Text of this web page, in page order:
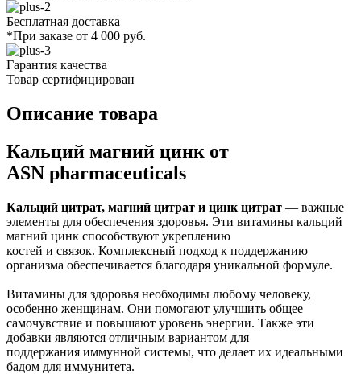
Бесплатная доставка
*При заказе от 4 000 руб.
Гарантия качества
Товар сертифицирован
Описание товара
Кальций магний цинк от
ASN pharmaceuticals
Кальций цитрат, магний цитрат и цинк цитрат — важные
элементы для обеспечения здоровья. Эти витамины кальций
магний цинк способствуют укреплению
костей и связок. Комплексный подход к поддержанию
организма обеспечивается благодаря уникальной формуле.
Витамины для здоровья необходимы любому человеку,
особенно женщинам. Они помогают улучшить общее
самочувствие и повышают уровень энергии. Также эти
добавки являются отличным вариантом для
поддержания иммунной системы, что делает их идеальными
бадом для иммунитета.